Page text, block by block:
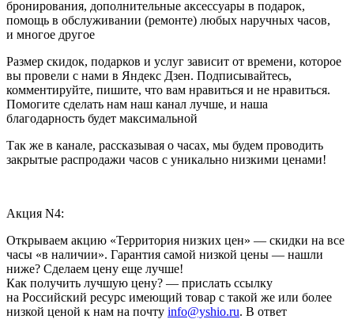
бронирования, дополнительные аксессуары в подарок,
помощь в обслуживании (ремонте) любых наручных часов,
и многое другое
Размер скидок, подарков и услуг зависит от времени, которое
вы провели с нами в Яндекс Дзен. Подписывайтесь,
комментируйте, пишите, что вам нравиться и не нравиться.
Помогите сделать нам наш канал лучше, и наша
благодарность будет максимальной
Так же в канале, рассказывая о часах, мы будем проводить
закрытые распродажи часов с уникально низкими ценами!
Акция N4:
Открываем акцию «Территория низких цен» — скидки на все
часы «в наличии». Гарантия самой низкой цены — нашли
ниже? Сделаем цену еще лучше!
Как получить лучшую цену? — прислать ссылку
на Российский ресурс имеющий товар с такой же или более
низкой ценой к нам на почту info@yshio.ru. В ответ